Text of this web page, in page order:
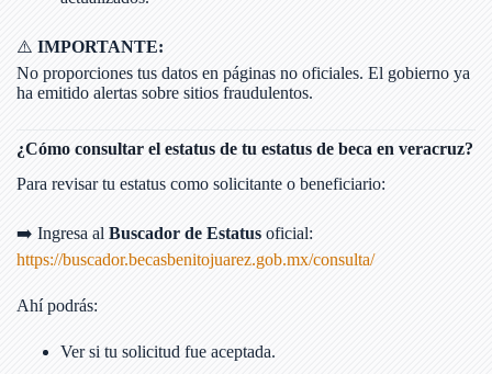
⚠️ IMPORTANTE:
No proporciones tus datos en páginas no oficiales. El gobierno ya
ha emitido alertas sobre sitios fraudulentos.
¿Cómo consultar el estatus de tu estatus de beca en veracruz?
Para revisar tu estatus como solicitante o beneficiario:
➡️ Ingresa al Buscador de Estatus oficial:
https://buscador.becasbenitojuarez.gob.mx/consulta/
Ahí podrás:
Ver si tu solicitud fue aceptada.